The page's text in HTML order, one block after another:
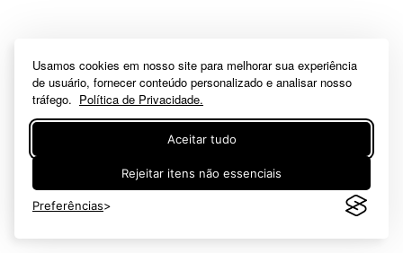
Usamos cookies em nosso site para melhorar sua experiência
de usuário, fornecer conteúdo personalizado e analisar nosso
tráfego. Política de Privacidade.
Aceitar tudo
Rejeitar itens não essenciais
Preferências